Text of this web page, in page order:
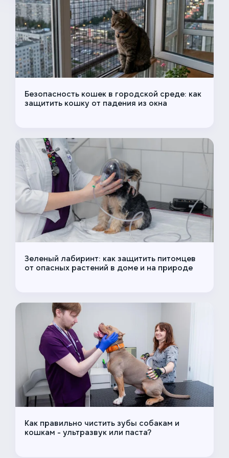
Безопасность кошек в городской среде: как
защитить кошку от падения из окна
Зеленый лабиринт: как защитить питомцев
от опасных растений в доме и на природе
Как правильно чистить зубы собакам и
кошкам - ультразвук или паста?
ЕДИНАЯ СПРАВОЧНАЯ (КРУГЛОСУТОЧНО)
+7 (499) 288-80-36
Закажите звонок, и мы перезвоним вам в течение
15 минут